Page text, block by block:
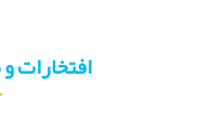
افتخارات